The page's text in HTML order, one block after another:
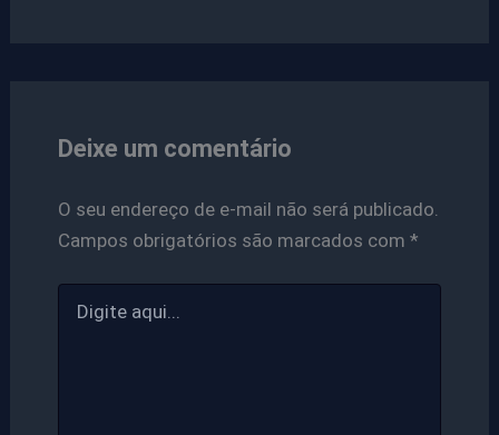
Deixe um comentário
O seu endereço de e-mail não será publicado.
Campos obrigatórios são marcados com *
aqui...